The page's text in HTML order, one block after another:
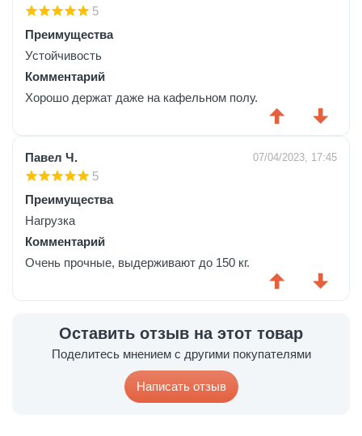
5
Преимущества
Устойчивость
Комментарий
Хорошо держат даже на кафельном полу.
Павел Ч. 07/04/2023, 17:45
5
Преимущества
Нагрузка
Комментарий
Очень прочные, выдерживают до 150 кг.
Оставить отзыв на этот товар
Поделитесь мнением с другими покупателями
Написать отзыв